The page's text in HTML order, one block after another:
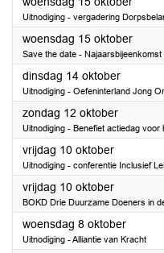
Uitnodiging - vergadering
woensdag 15 oktober2025
Save the date -
dinsdag 14 oktober2025
Uitnodiging - Oefeninterland Jong
zondag 12 oktober2025
Uitnodiging - Benefiet actiedag
vrijdag 10 oktober2025
Uitnodiging - conferentie Inclusief
vrijdag 10 oktober2025
BOKD Drie Duurzame Doeners in
woensdag 8 oktober2025
Uitnodiging - Alliantie van Kracht